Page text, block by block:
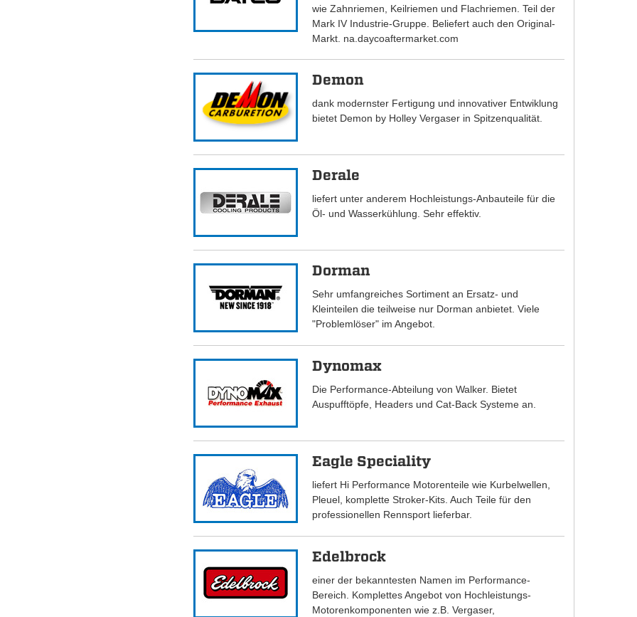
wie Zahnriemen, Keilriemen und Flachriemen. Teil der
Mark IV Industrie-Gruppe. Beliefert auch den Original-
Markt. na.daycoaftermarket.com
Demon
dank modernster Fertigung und innovativer Entwiklung
bietet Demon by Holley Vergaser in Spitzenqualität.
Derale
liefert unter anderem Hochleistungs-Anbauteile für die
Öl- und Wasserkühlung. Sehr effektiv.
Dorman
Sehr umfangreiches Sortiment an Ersatz- und
Kleinteilen die teilweise nur Dorman anbietet. Viele
"Problemlöser" im Angebot.
Dynomax
Die Performance-Abteilung von Walker. Bietet
Auspufftöpfe, Headers und Cat-Back Systeme an.
Eagle Speciality
liefert Hi Performance Motorenteile wie Kurbelwellen,
Pleuel, komplette Stroker-Kits. Auch Teile für den
professionellen Rennsport lieferbar.
Edelbrock
einer der bekanntesten Namen im Performance-
Bereich. Komplettes Angebot von Hochleistungs-
Motorenkomponenten wie z.B. Vergaser,